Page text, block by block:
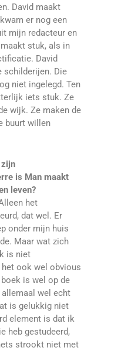
David maakt
er nog een
mijn redacteur en
stuk, als in
David
schilderijen. Die
niet ingelegd. Ten
iets stuk. Ze
wijk. Ze maken de
buurt willen
zijn
is Man maakt
leven?
het
dat wel. Er
onder mijn huis
Maar wat zich
is niet
ook wel obvious
is wel op de
wel echt
is gelukkig niet
element is dat ik
heb gestudeerd,
strookt niet met